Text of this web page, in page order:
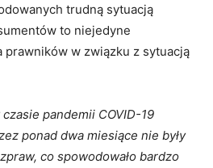
trudną sytuacją
to niejedyne
w związku z sytuacją
pandemii COVID-19
ponad dwa miesiące nie były
co spowodowało bardzo